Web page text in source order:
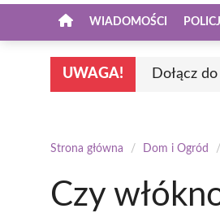
WIADOMOŚCI
UWAGA! Dołącz
Strona główna / Dom i Ogród /
Czy